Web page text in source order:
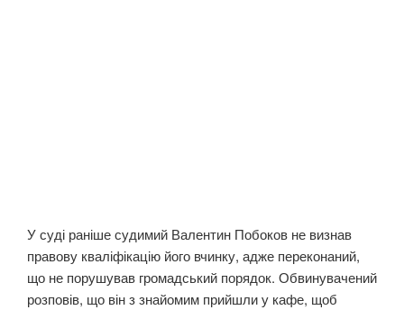
У суді раніше судимий Валентин Побоков не визнав
правову кваліфікацію його вчинку, адже переконаний,
що не порушував громадський порядок. Обвинувачений
розповів, що він з знайомим прийшли у кафе, щоб